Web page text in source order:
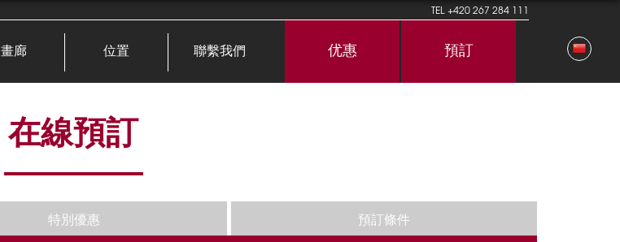
TEL+420 267 284 111
畫廊 位置 聯繫我們 优惠 預訂
在線預訂
特別優惠 預訂條件